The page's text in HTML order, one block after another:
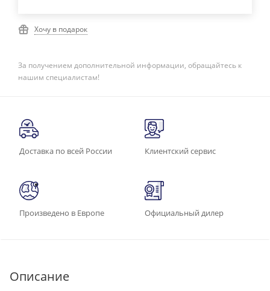
Хочу в подарок
За получением дополнительной информации, обращайтесь к
нашим специалистам!
Доставка по всей России Клиентский сервис
Произведено в Европе Официальный дилер
Описание